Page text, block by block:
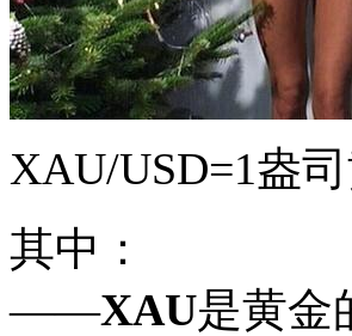
XAU/USD=1盎
其中：
——XAU是黄金